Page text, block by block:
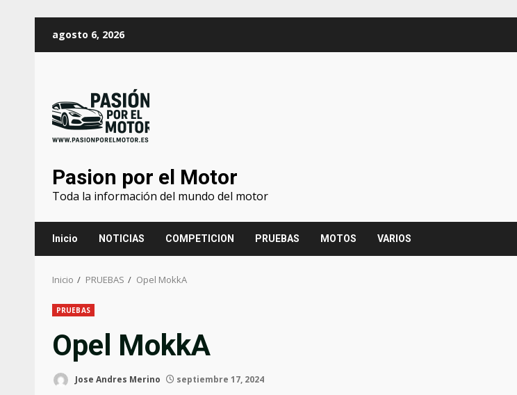
agosto 6, 2026
Pasion por el Motor
Toda la información del mundo del motor
Inicio NOTICIAS COMPETICION PRUEBAS MOTOS VARIOS
Inicio PRUEBAS Opel MokkA
PRUEBAS
Opel MokkA
Jose Andres Merino septiembre 17, 2024